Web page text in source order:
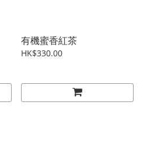
有機蜜香紅茶
HK$330.00